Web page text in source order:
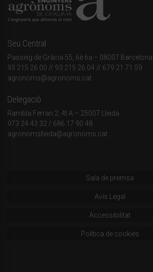
Seu Central
Passeig de Gràcia 55, 6è 6a – 08007 Barcelona
93 215 26 00 // 93 215 26 04 // 679 21 71 59
agronoms@agronoms.cat
Delegació
Rambla Ferran 2, 4t A – 25007 Lleida
973 24 43 32 / 686 17 90 48
agronomslleida@agronoms.cat
Sala de premsa
Avís Legal
Accessibilitat
Política de cookies